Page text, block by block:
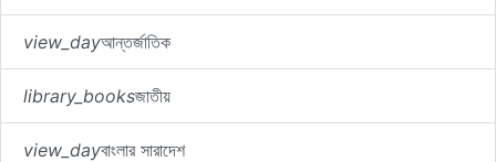
view_dayআন্তর্জাতিক
library_booksজাতীয়
view_dayবাংলার সারাদেশ